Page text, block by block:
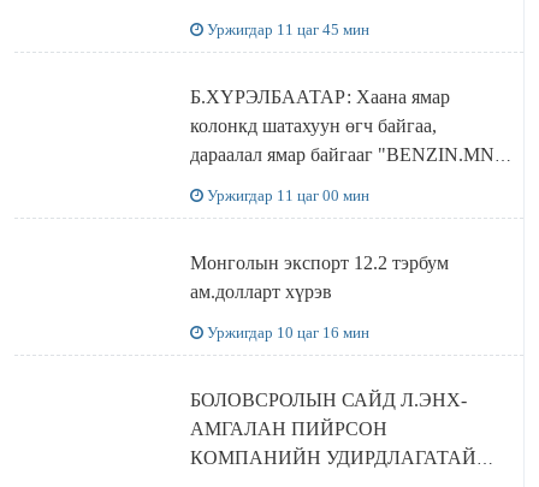
Уржигдар 11 цаг 45 мин
Б.ХҮРЭЛБААТАР: Хаана ямар
колонкд шатахуун өгч байгаа,
дараалал ямар байгааг "BENZIN.MN”
Уржигдар 11 цаг 00 мин
Монголын экспорт 12.2 тэрбум
ам.долларт хүрэв
Уржигдар 10 цаг 16 мин
БОЛОВСРОЛЫН САЙД Л.ЭНХ-
АМГАЛАН ПИЙРСОН
КОМПАНИЙН УДИРДЛАГАТАЙ